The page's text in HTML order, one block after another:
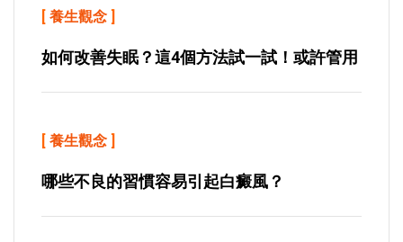
[ 養生觀念 ]
如何改善失眠？這4個方法試一試！或許管用
[ 養生觀念 ]
哪些不良的習慣容易引起白癜風？